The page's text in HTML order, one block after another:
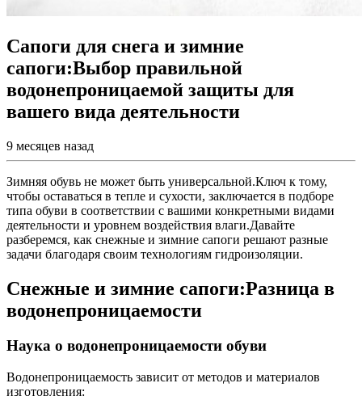
Сапоги для снега и зимние
сапоги:Выбор правильной
водонепроницаемой защиты для
вашего вида деятельности
9 месяцев назад
Зимняя обувь не может быть универсальной.Ключ к тому,
чтобы оставаться в тепле и сухости, заключается в подборе
типа обуви в соответствии с вашими конкретными видами
деятельности и уровнем воздействия влаги.Давайте
разберемся, как снежные и зимние сапоги решают разные
задачи благодаря своим технологиям гидроизоляции.
Снежные и зимние сапоги:Разница в
водонепроницаемости
Наука о водонепроницаемости обуви
Водонепроницаемость зависит от методов и материалов
изготовления: